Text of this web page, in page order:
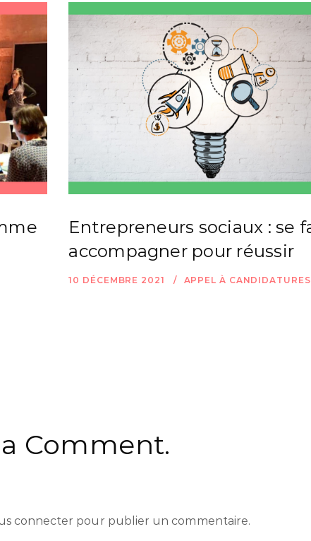
Entrepreneurs sociaux : se
accompagner pour réussir
10 DÉCEMBRE 2021 APPEL À CANDIDATURES
Comment.
connecter pour publier un commentaire.